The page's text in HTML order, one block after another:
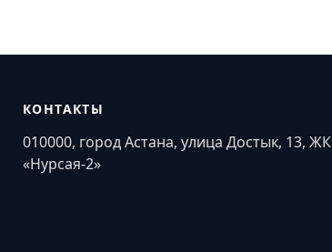
КОНТАКТЫ
010000, город Астана, улица Достык, 13, ЖК
«Нурсая-2»